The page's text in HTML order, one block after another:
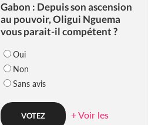
Gabon : Depuis son ascension
au pouvoir, Oligui Nguema
vous parait-il compétent ?
Oui
Non
Sans avis
+ Voir les